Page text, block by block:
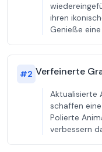
ihren
Genieße
#2 Verfeinerte
Aktualisierte
schaffen
Polierte
verbessern